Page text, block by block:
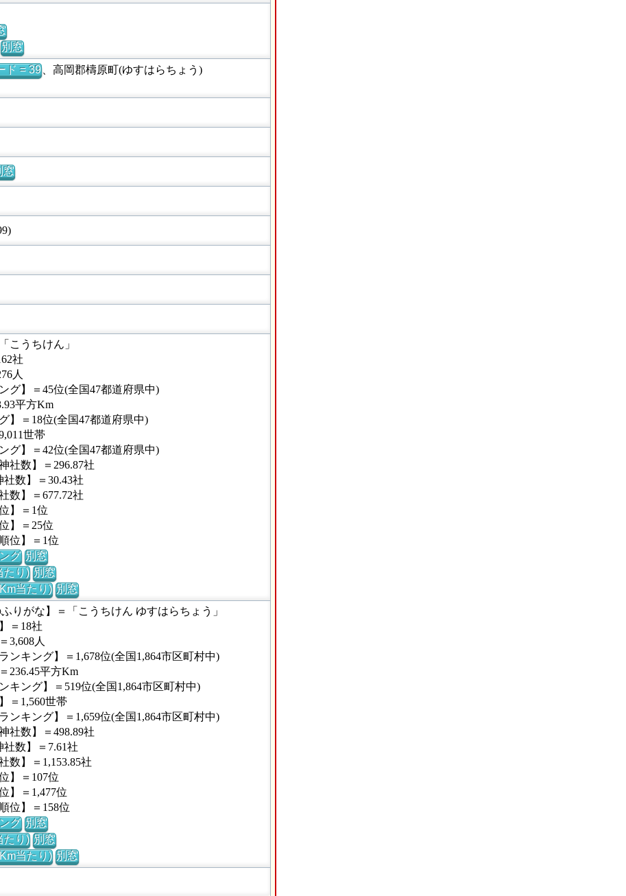
別窓
ド = 39、高岡郡檮原町(ゆすはらちょう)
窓
こうちけん」
社
人
グ】＝45位(全国47都道府県中)
平方Km
】＝18位(全国47都道府県中)
世帯
グ】＝42位(全国47都道府県中)
社数】＝296.87社
社数】＝30.43社
数】＝677.72社
】＝1位
】＝25位
位】＝1位
グ 別窓
たり) 別窓
当たり) 別窓
りがな】＝「こうちけん ゆすはらちょう」
＝18社
3,608人
ンキング】＝1,678位(全国1,864市区町村中)
236.45平方Km
キング】＝519位(全国1,864市区町村中)
＝1,560世帯
ンキング】＝1,659位(全国1,864市区町村中)
社数】＝498.89社
社数】＝7.61社
数】＝1,153.85社
】＝107位
】＝1,477位
位】＝158位
グ 別窓
たり) 別窓
当たり) 別窓